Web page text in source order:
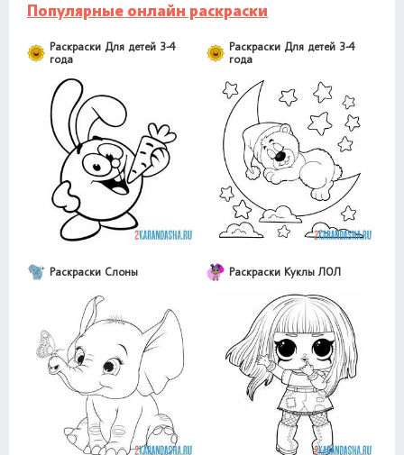
Популярные онлайн раскраски
Раскраски Для детей 3-4
года
Раскраски Для детей 3-4
года
Раскраски Слоны Раскраски Куклы ЛОЛ